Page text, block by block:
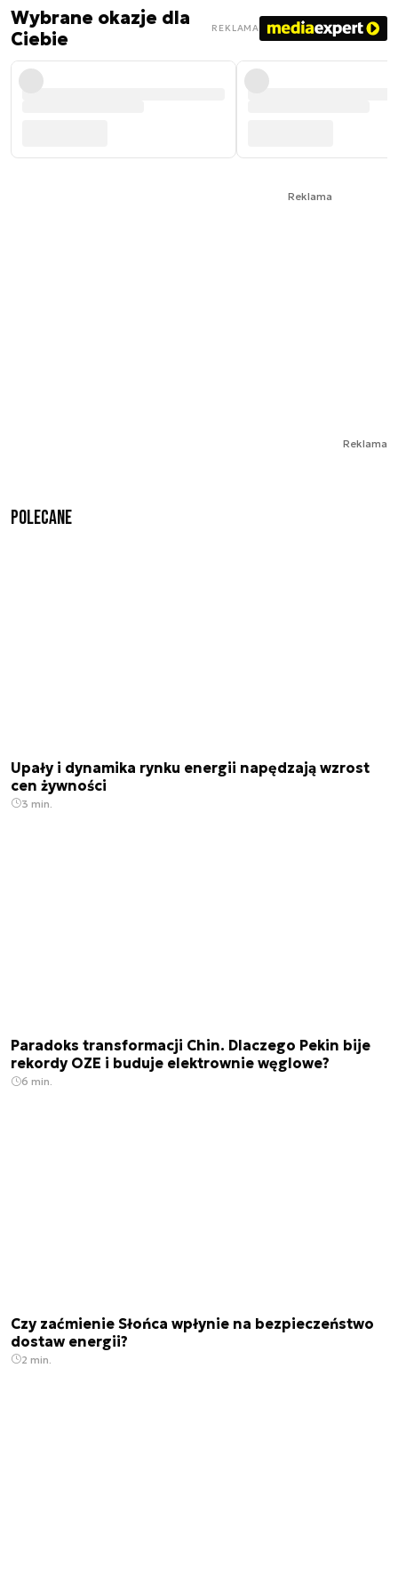
Wybrane okazje dla
Ciebie
REKLAMA
Reklama
Reklama
Polecane
Upały i dynamika rynku energii napędzają wzrost
cen żywności
3 min.
Paradoks transformacji Chin. Dlaczego Pekin bije
rekordy OZE i buduje elektrownie węglowe?
6 min.
Czy zaćmienie Słońca wpłynie na bezpieczeństwo
dostaw energii?
2 min.